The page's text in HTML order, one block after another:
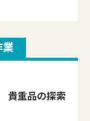
貴重品の探索